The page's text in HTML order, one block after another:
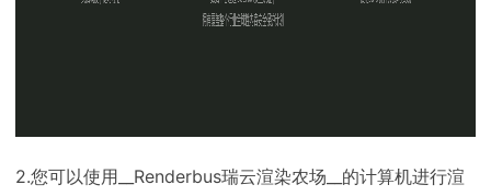
2.您可以使用__Renderbus瑞云渲染农场__的计算机进行渲